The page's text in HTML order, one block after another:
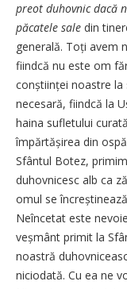
preot duhovnic dacă
păcatele sale din
generală. Toți avem
fiindcă nu este om
conștiinței noastre la
necesară, fiindcă la
haina sufletului
împărtășirea din
Sfântul Botez,
duhovnicesc alb ca
omul se
Neîncetat este
veșmânt primit la
noastră
niciodată. Cu ea ne